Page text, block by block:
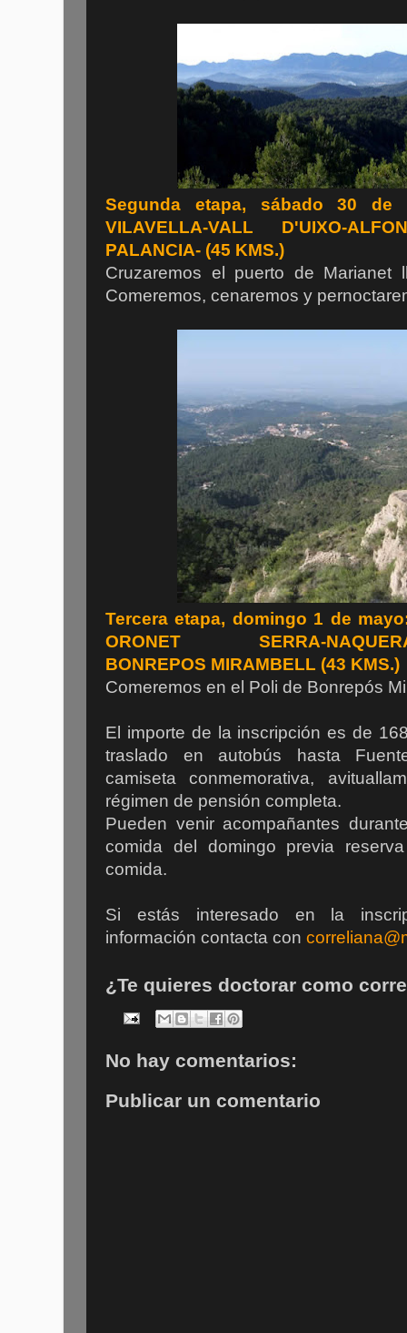
Segunda etapa, sábado 30 de
VILAVELLA-VALL D'UIXO-
PALANCIA- (45 KMS.)
Cruzaremos el puerto de Marianet
Comeremos, cenaremos y
Tercera etapa, domingo 1 de
ORONET SERRA-NAQUERA-
BONREPOS MIRAMBELL (43 KMS.)
Comeremos en el Poli de Bonrepós
El importe de la inscripción es de
traslado en autobús hasta
camiseta conmemorativa,
régimen de pensión completa.
Pueden venir acompañantes
comida del domingo previa
comida.
Si estás interesado en la
información contacta con
¿Te quieres doctorar como
No hay comentarios:
Publicar un comentario